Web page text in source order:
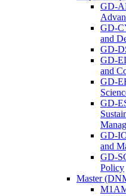
GD-
GD-
and
GD-
GD-
and
GD-
GD-
GD-
and
GD-
Policy
Master